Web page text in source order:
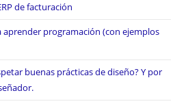
de facturación
aprender programación (con ejemplos
buenas prácticas de diseño? Y por